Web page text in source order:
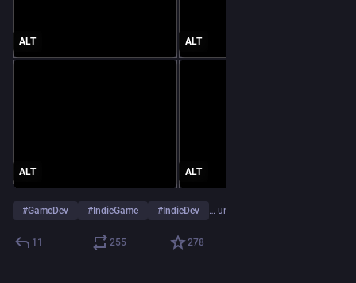
ALT ALT
ALT ALT
#GameDev # IndieGame # IndieDev … und 4 weitere
11 255 278